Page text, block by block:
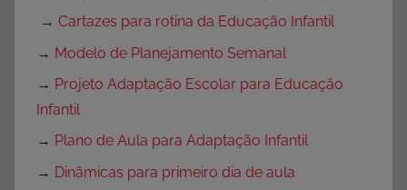
→ Cartazes para rotina da Educação Infantil
→ Modelo de Planejamento Semanal
→ Projeto Adaptação Escolar para Educação
Infantil
→ Plano de Aula para Adaptação Infantil
→ Dinâmicas para primeiro dia de aula